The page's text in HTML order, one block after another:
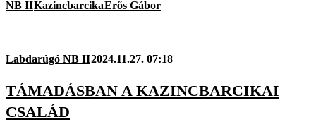
NB IIKazincbarcikaErős Gábor
Labdarúgó NB II2024.11.27. 07:18
TÁMADÁSBAN A KAZINCBARCIKAI
CSALÁD